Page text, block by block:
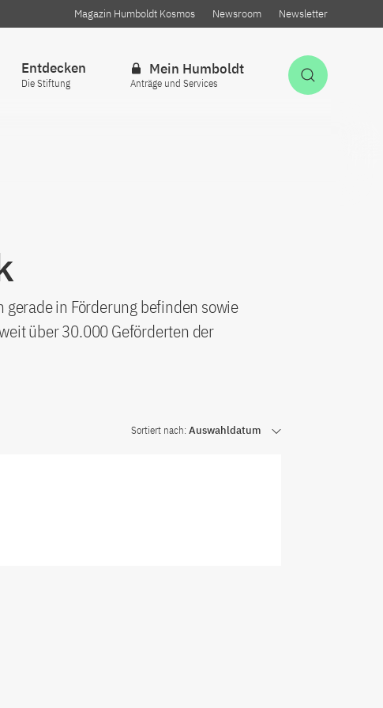
Magazin Humboldt Kosmos Newsroom Newsletter
Entdecken
Die Stiftung
Mein Humboldt
Anträge und Services
in Förderung befinden sowie
über 30.000 Geförderten der
Sortiert nach: Auswahldatum